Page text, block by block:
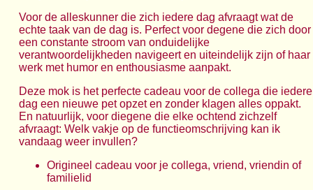
Voor de alleskunner die zich iedere dag afvraagt wat de
echte taak van de dag is. Perfect voor degene die zich door
een constante stroom van onduidelijke
verantwoordelijkheden navigeert en uiteindelijk zijn of haar
werk met humor en enthousiasme aanpakt.
Deze mok is het perfecte cadeau voor de collega die iedere
dag een nieuwe pet opzet en zonder klagen alles oppakt.
En natuurlijk, voor diegene die elke ochtend zichzelf
afvraagt: Welk vakje op de functieomschrijving kan ik
vandaag weer invullen?
Origineel cadeau voor je collega, vriend, vriendin of
familielid